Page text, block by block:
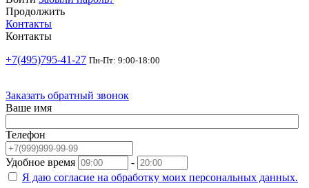
Продолжить
Контакты
Контакты
+7(495)795-41-27 Пн-Пт: 9:00-18:00
Заказать обратный звонок
Ваше имя
Телефон
Удобное время
-
Я даю согласие на обработку моих персональных данных.